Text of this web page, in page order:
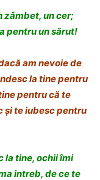
zâmbet, un cer;
pentru un sărut!
am nevoie de
la tine pentru
pentru că te
și te iubesc pentru
la tine, ochii îmi
intreb, dece te